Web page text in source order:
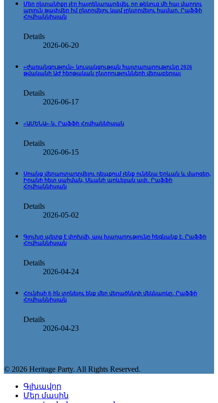
Մեր ընտանիքը չէր հայրենադարձվել, որ թեկուզ մի հայ մարդու
արյուն թափվեր իմ ընտրվելու կամ չընտրվելու համար. Րաֆֆի
Հովհաննիսյան
Details
2026-06-20
«Ժառանգություն» կուսակցության հայտարարությունը 2026
թվականի ԱԺ հերթական ընտրությունների վերաբերյալ
Details
2026-06-17
«ԱՄԵՆԱ»-ն․ Րաֆֆի Հովհաննիսյան
Details
2026-06-15
Սրանց վերարտադրվելու դեպքում չենք ունենա Երևան և մարզեր,
Իրանի հետ սահման, Սևանի արևելյան ափ․ Րաֆֆի
Հովհաննիսյան
Details
2026-05-02
Գլուխը պետք է փոխվի, այս խաղաղությունը հեգնանք է. Րաֆֆի
Հովհաննիսյան
Details
2026-04-24
Հունիսի 8-ին տոնելու ենք մեր վերածննդի մեկնարկը․ Րաֆֆի
Հովհաննիսյան
Details
2026-04-23
© 2026 Heritage Party. All Rights Reserved.
Գլխավոր
Մեր մասին